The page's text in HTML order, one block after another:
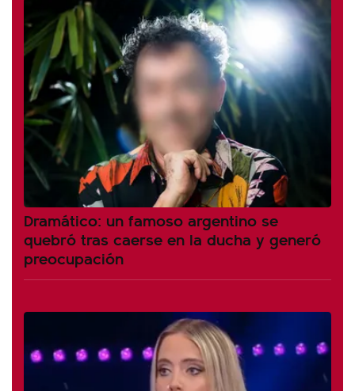
Dramático: un famoso argentino se
quebró tras caerse en la ducha y generó
preocupación